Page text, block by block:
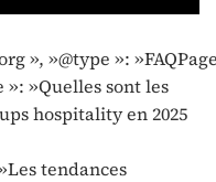
», »@type »:
»: »Quelles sont les
hospitality en 2025
tendances